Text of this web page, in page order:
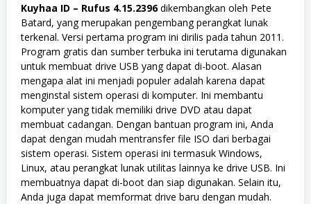
Kuyhaa ID – Rufus 4.15.2396dikembangkan oleh Pete
Batard, yang merupakan pengembang perangkat lunak
terkenal. Versi pertama program ini dirilis pada tahun 2011.
Program gratis dan sumber terbuka ini terutama digunakan
untuk membuat drive USB yang dapat di-boot. Alasan
mengapa alat ini menjadi populer adalah karena dapat
menginstal sistem operasi di komputer. Ini membantu
komputer yang tidak memiliki drive DVD atau dapat
membuat cadangan. Dengan bantuan program ini, Anda
dapat dengan mudah mentransfer file ISO dari berbagai
sistem operasi. Sistem operasi ini termasuk Windows,
Linux, atau perangkat lunak utilitas lainnya ke drive USB. Ini
membuatnya dapat di-boot dan siap digunakan. Selain itu,
Anda juga dapat memformat drive baru dengan mudah.